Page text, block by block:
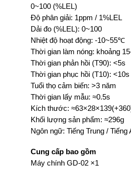
0~100 (%LEL)
Độ phân giải: 1ppm / 1%LEL
Dải đo (%LEL): 0~100
Nhiệt độ hoạt động: -10~55℃
Thời gian làm nóng: khoảng
Thời gian phản hồi (T90): <5s
Thời gian phục hồi (T10): <10s
Tuổi thọ cảm biến: >3 năm
Thời gian lấy mẫu: ≈0.5s
Kích thước:
Khối lượng sản phẩm: ≈296g
Ngôn ngữ: Tiếng Trung / Tiếng
Cung cấp bao gồm
Máy chính GD-02 ×1